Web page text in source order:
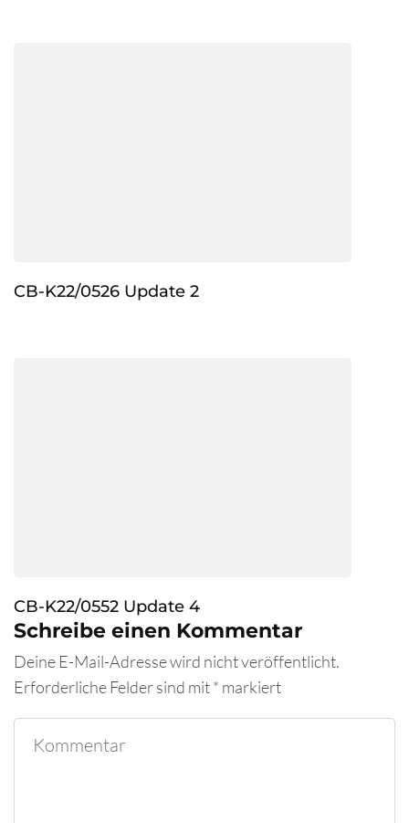
CB-K22/0526 Update 2
CB-K22/0552 Update 4
Schreibe einen Kommentar
Deine E-Mail-Adresse wird nicht veröffentlicht.
Erforderliche Felder sind mit* markiert